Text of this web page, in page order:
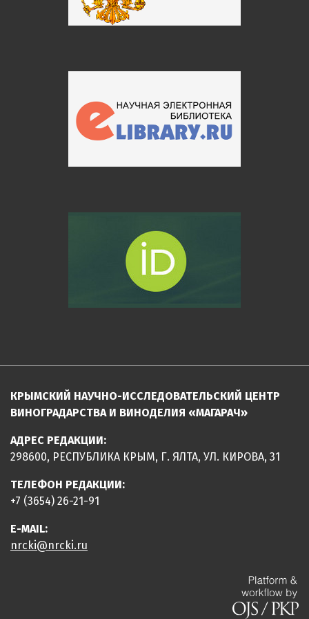
КРЫМСКИЙ НАУЧНО-ИССЛЕДОВАТЕЛЬСКИЙ ЦЕНТР
ВИНОГРАДАРСТВА И ВИНОДЕЛИЯ «МАГАРАЧ»
АДРЕС РЕДАКЦИИ:
298600, РЕСПУБЛИКА КРЫМ, Г. ЯЛТА, УЛ. КИРОВА, 31
ТЕЛЕФОН РЕДАКЦИИ:
+7 (3654) 26-21-91
E-MAIL:
nrcki@nrcki.ru